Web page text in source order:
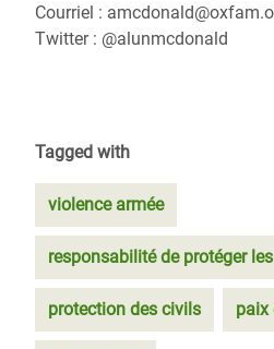
Courriel :
Twitter : @alunmcdonald
Tagged with
violence armée
responsabilité de protéger
protection des civils paix